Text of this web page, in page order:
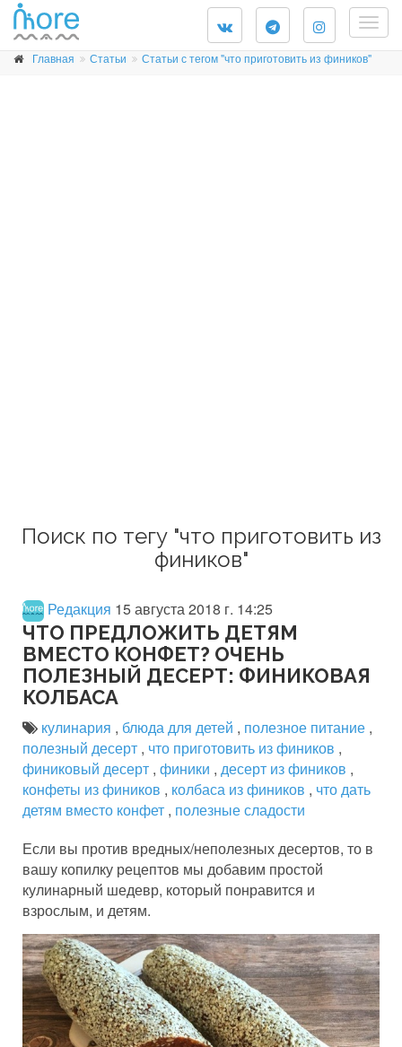
Главная Статьи Статьи с тегом "что приготовить из фиников"
Поиск по тегу "что приготовить из
фиников"
Редакция 15 августа 2018 г. 14:25
ЧТО ПРЕДЛОЖИТЬ ДЕТЯМ
ВМЕСТО КОНФЕТ? ОЧЕНЬ
ПОЛЕЗНЫЙ ДЕСЕРТ: ФИНИКОВАЯ
КОЛБАСА
кулинария , блюда для детей , полезное питание ,
полезный десерт , что приготовить из фиников ,
финиковый десерт , финики , десерт из фиников ,
конфеты из фиников , колбаса из фиников , что дать
детям вместо конфет , полезные сладости
Если вы против вредных/неполезных десертов, то в
вашу копилку рецептов мы добавим простой
кулинарный шедевр, который понравится и
взрослым, и детям.